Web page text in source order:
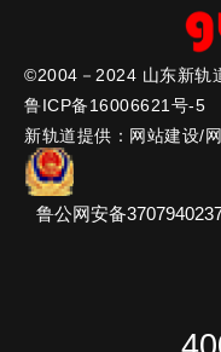
传真：0536-5170133
网址：www.xinguidao.cn
地址：潍坊高新区健康东
总经理直通专线：
(周一至周五10:00-11:00)
©2004－2024 山东新轨
鲁ICP备16006621号-5
新轨道提供：网站建设/
鲁公网安备